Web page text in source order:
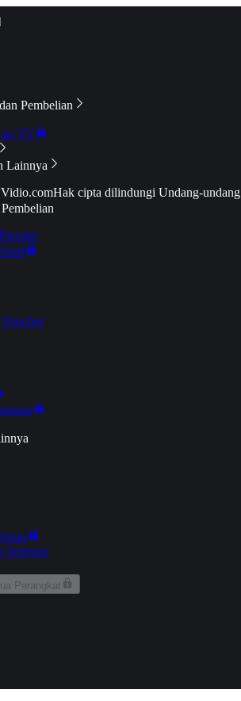
Pembelian
ke TV
Lainnya
Hak cipta dilindungi Undang-undang
Jaringan
Perangkat